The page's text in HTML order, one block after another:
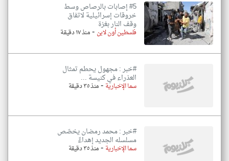
#5 إصابات بالرصاص وسط
خروقات إسرائيلية لاتفاق
وقف النار بغزة
فلسطين أون لاين -منذ ١٧ دقيقة
#خبر : مجهول يحطم تمثال
العذراء في كنيسة ...
سما الإخبارية -منذ ٣٥ دقيقة
#خبر : محمد رمضان يخصّص
مسلسله الجديد إهداءً
سما الإخبارية -منذ ٣٥ دقيقة